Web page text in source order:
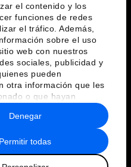
el contenido y los
funciones de redes
el tráfico. Además,
sobre el uso
web con nuestros
sociales, publicidad y
pueden
otra información que les
o que hayan
del uso que haya
Permitir todas
Denegar
y normas de uso